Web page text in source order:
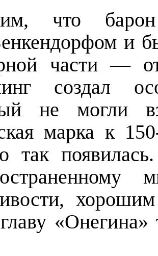
что
и
части —
создал
не могли
марка к
так
«Онегина»